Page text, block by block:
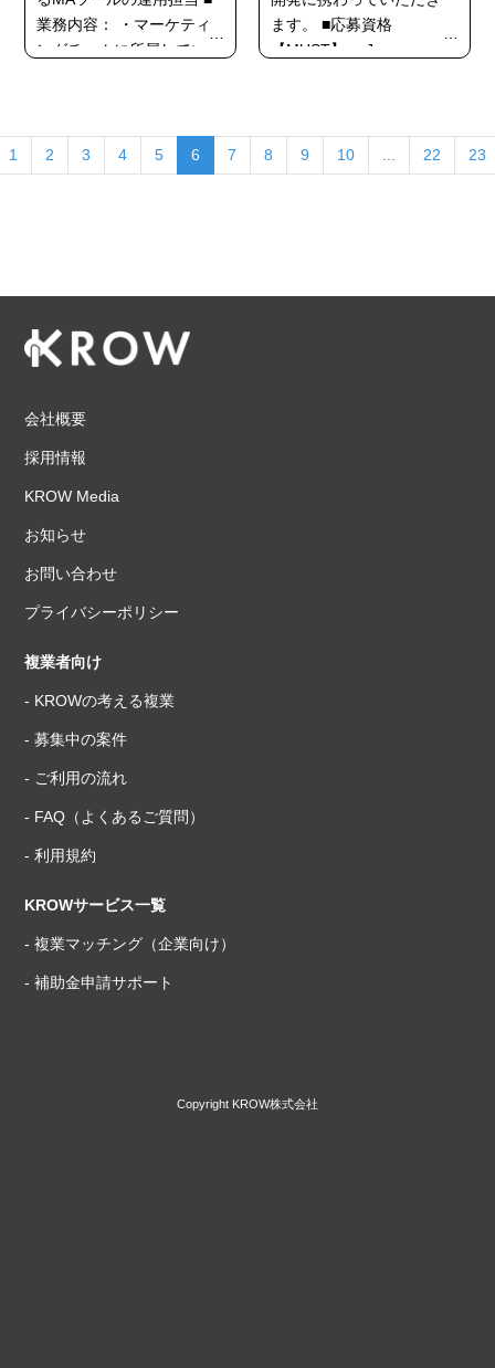
業務内容： ・マーケティ
ングチームに所属してい
です。 ・会員向けの
CRM強化のために、最近
ます。 ■応募資格
【MUST】 ・Java
上 ・MySQL または
PostgreSQL、Oracle な
1 2 3 4 5 6 7 8 9 10 22 23
会社概要
採用情報
KROW Media
お知らせ
お問い合わせ
プライバシーポリシー
複業者向け
- KROWの考える複業
- 募集中の案件
- ご利用の流れ
- FAQ（よくあるご質問）
- 利用規約
KROWサービス一覧
- 複業マッチング（企業向け）
- 補助金申請サポート
Copyright KROW株式会社